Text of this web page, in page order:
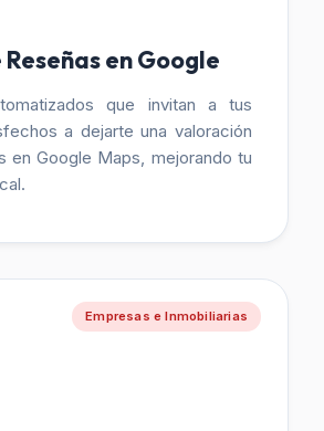
en Google
que invitan a tus
a dejarte una valoración
en Google Maps, mejorando tu
Empresas e Inmobiliarias